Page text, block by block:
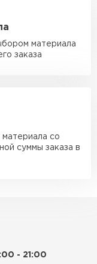
от 5 500 ₽
материала
заказа
со
суммы заказа в
- 21:00